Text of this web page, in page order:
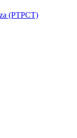
(PTPCT)